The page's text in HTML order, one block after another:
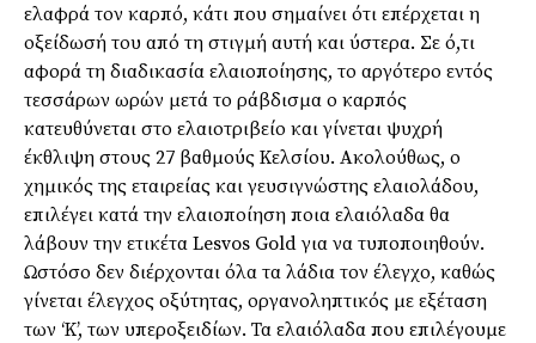
ελαφρά τον καρπό, κάτι που σημαίνει ότι επέρχεται η
οξείδωσή του από τη στιγμή αυτή και ύστερα. Σε ό,τι
αφορά τη διαδικασία ελαιοποίησης, το αργότερο εντός
τεσσάρων ωρών μετά το ράβδισμα ο καρπός
κατευθύνεται στο ελαιοτριβείο και γίνεται ψυχρή
έκθλιψη στους 27 βαθμούς Κελσίου. Ακολούθως, ο
χημικός της εταιρείας και γευσιγνώστης ελαιολάδου,
επιλέγει κατά την ελαιοποίηση ποια ελαιόλαδα θα
λάβουν την ετικέτα Lesvos Gold για να τυποποιηθούν.
Ωστόσο δεν διέρχονται όλα τα λάδια τον έλεγχο, καθώς
γίνεται έλεγχος οξύτητας, οργανοληπτικός με εξέταση
των ‘Κ’, των υπεροξειδίων. Τα ελαιόλαδα που επιλέγουμε